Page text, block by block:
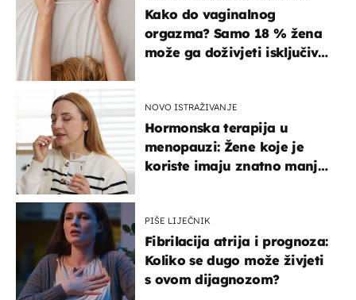
Kako do vaginalnog
orgazma? Samo 18 % žena
može ga doživjeti isključivo
NOVO ISTRAŽIVANJE
Hormonska terapija u
menopauzi: Žene koje je
koriste imaju znatno manji
PIŠE LIJEČNIK
Fibrilacija atrija i prognoza:
Koliko se dugo može živjeti
s ovom dijagnozom?